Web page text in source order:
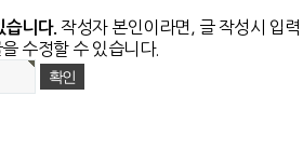
습니다. 작성자 본인이라면, 글 작성시 입력
수정할 수 있습니다.